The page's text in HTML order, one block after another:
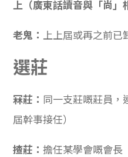
上（廣東話讀音與「尚」
老鬼： 上上屆或再之前已
選莊
冧莊： 同一支莊嘅莊員，
屆幹事接任）
揸莊：擔任某學會嘅會長